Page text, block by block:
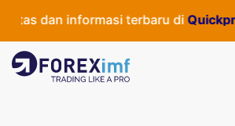
dan informasi terbaru di